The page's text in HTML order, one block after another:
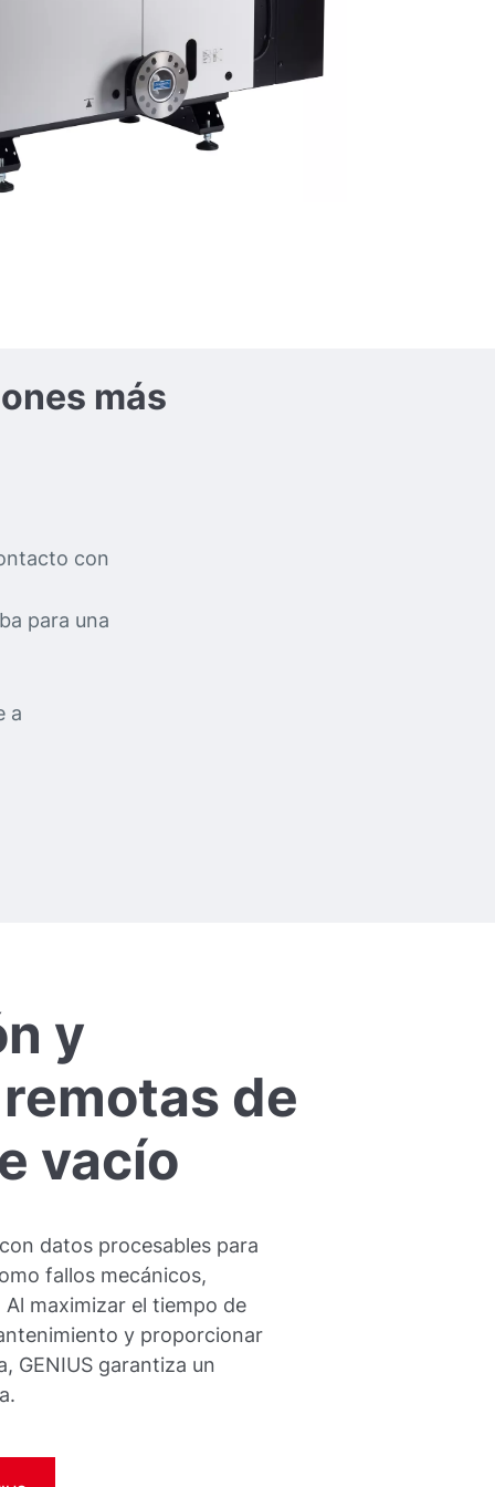
más
con
para una
a
y
de
vacío
datos procesables para
fallos mecánicos,
maximizar el tiempo de
y proporcionar
GENIUS garantiza un